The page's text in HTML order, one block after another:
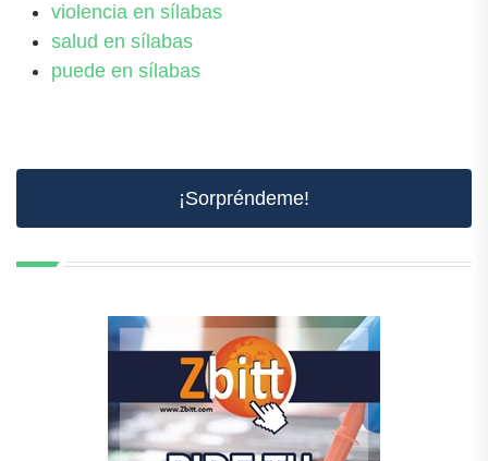
violencia en sílabas
salud en sílabas
puede en sílabas
¡Sorpréndeme!